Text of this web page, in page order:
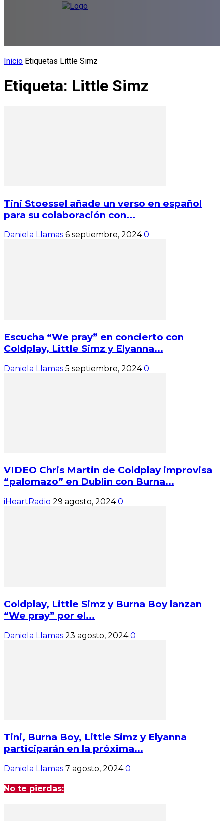
Inicio Etiquetas Little Simz
Etiqueta: Little Simz
Tini Stoessel añade un verso en español
para su colaboración con...
Daniela Llamas 6 septiembre, 2024 0
Escucha “We pray” en concierto con
Coldplay, Little Simz y Elyanna...
Daniela Llamas 5 septiembre, 2024 0
VIDEO Chris Martin de Coldplay improvisa
“palomazo” en Dublin con Burna...
iHeartRadio 29 agosto, 2024 0
Coldplay, Little Simz y Burna Boy lanzan
“We pray” por el...
Daniela Llamas 23 agosto, 2024 0
Tini, Burna Boy, Little Simz y Elyanna
participarán en la próxima...
Daniela Llamas 7 agosto, 2024 0
No te pierdas: